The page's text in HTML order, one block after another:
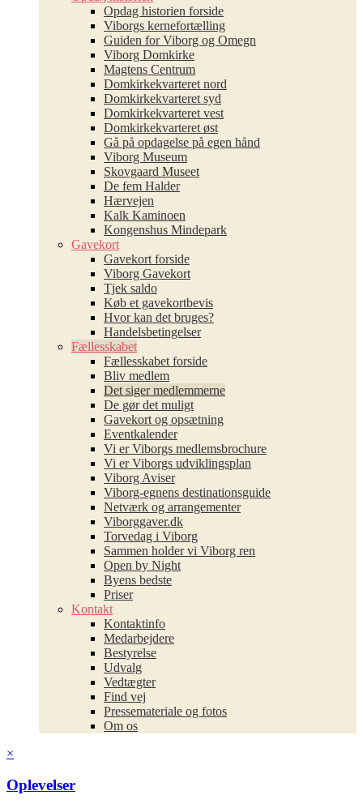
Opdag historien forside
Viborgs kernefortælling
Guiden for Viborg og Omegn
Viborg Domkirke
Magtens Centrum
Domkirkekvarteret nord
Domkirkekvarteret syd
Domkirkekvarteret vest
Domkirkekvarteret øst
Gå på opdagelse på egen hånd
Viborg Museum
Skovgaard Museet
De fem Halder
Hærvejen
Kalk Kaminoen
Kongenshus Mindepark
Gavekort
Gavekort forside
Viborg Gavekort
Tjek saldo
Køb et gavekortbevis
Hvor kan det bruges?
Handelsbetingelser
Fællesskabet
Fællesskabet forside
Bliv medlem
Det siger medlemmerne
De gør det muligt
Gavekort og opsætning
Eventkalender
Vi er Viborgs medlemsbrochure
Vi er Viborgs udviklingsplan
Viborg Aviser
Viborg-egnens destinationsguide
Netværk og arrangementer
Viborggaver.dk
Torvedag i Viborg
Sammen holder vi Viborg ren
Open by Night
Byens bedste
Priser
Kontakt
Kontaktinfo
Medarbejdere
Bestyrelse
Udvalg
Vedtægter
Find vej
Pressemateriale og fotos
Om os
×
Oplevelser